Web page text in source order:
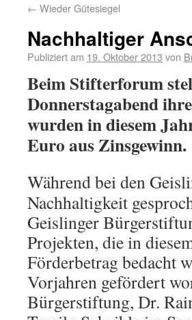
← Wieder Gütesiegel
Nachhaltiger
Publiziert am 19. Oktober 2013 von
Beim Stifterforum
Donnerstagabend
wurden in diesem
Euro aus Zinsgewinn.
Während bei den
Nachhaltigkeit
Geislinger
Projekten, die in
Förderbetrag bedacht
Vorjahren gefördert
Bürgerstiftung, Dr.